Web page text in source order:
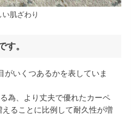
肌ざわり
す。
がいくつあるかを表していま
為、より丈夫で優れたカーペ
ることに比例して耐久性が増